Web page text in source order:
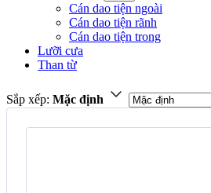
Cán dao tiện ngoài
Cán dao tiện rãnh
Cán dao tiện trong
Lưỡi cưa
Than từ
Sắp xếp: Mặc định